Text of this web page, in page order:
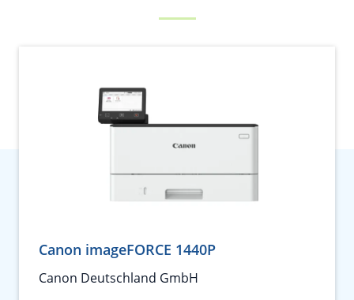
Canon imageFORCE 1440P
Canon Deutschland GmbH